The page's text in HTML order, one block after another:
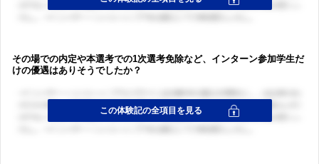
その場での内定や本選考での1次選考免除など、インターン参加学生だ
けの優遇はありそうでしたか？